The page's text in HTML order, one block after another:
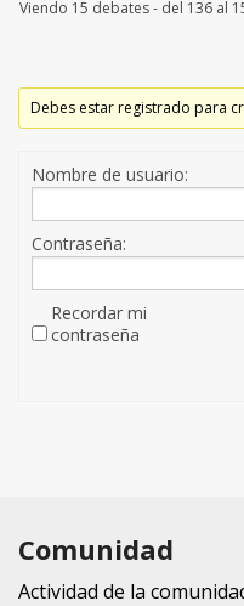
Viendo 15 debates - del 136 al
Debes estar registrado para
Nombre de usuario:
Contraseña:
Recordar mi
contraseña
Comunidad
Actividad de la